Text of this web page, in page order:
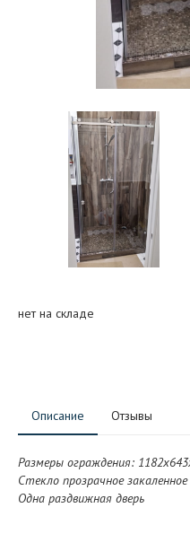
нет на складе
Описание Отзывы
Размеры ограждения:
Стекло прозрачное
Одна раздвижная дверь